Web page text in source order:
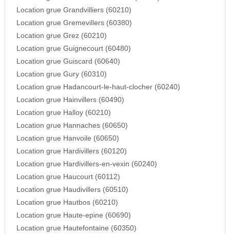
Location grue Grandvilliers (60210)
Location grue Gremevillers (60380)
Location grue Grez (60210)
Location grue Guignecourt (60480)
Location grue Guiscard (60640)
Location grue Gury (60310)
Location grue Hadancourt-le-haut-clocher (60240)
Location grue Hainvillers (60490)
Location grue Halloy (60210)
Location grue Hannaches (60650)
Location grue Hanvoile (60650)
Location grue Hardivillers (60120)
Location grue Hardivillers-en-vexin (60240)
Location grue Haucourt (60112)
Location grue Haudivillers (60510)
Location grue Hautbos (60210)
Location grue Haute-epine (60690)
Location grue Hautefontaine (60350)